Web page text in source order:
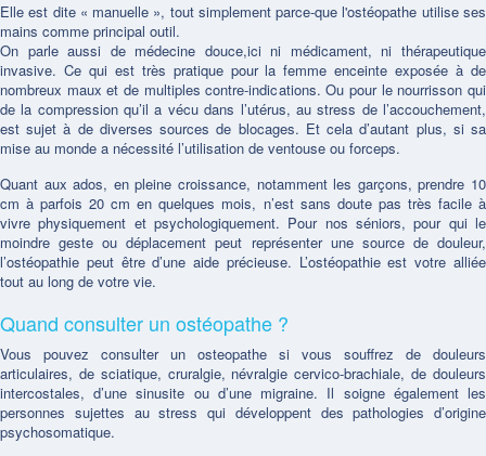
Elle est dite « manuelle », tout simplement parce-que l'ostéopathe utilise ses
mains comme principal outil.
On parle aussi de médecine douce,ici ni médicament, ni thérapeutique
invasive. Ce qui est très pratique pour la femme enceinte exposée à de
nombreux maux et de multiples contre-indications. Ou pour le nourrisson qui
de la compression qu’il a vécu dans l’utérus, au stress de l’accouchement,
est sujet à de diverses sources de blocages. Et cela d’autant plus, si sa
mise au monde a nécessité l’utilisation de ventouse ou forceps.
Quant aux ados, en pleine croissance, notamment les garçons, prendre 10
cm à parfois 20 cm en quelques mois, n’est sans doute pas très facile à
vivre physiquement et psychologiquement. Pour nos séniors, pour qui le
moindre geste ou déplacement peut représenter une source de douleur,
l’ostéopathie peut être d’une aide précieuse. L’ostéopathie est votre alliée
tout au long de votre vie.
Quand consulter un ostéopathe ?
Vous pouvez consulter un osteopathe si vous souffrez de douleurs
articulaires, de sciatique, cruralgie, névralgie cervico-brachiale, de douleurs
intercostales, d’une sinusite ou d’une migraine. Il soigne également les
personnes sujettes au stress qui développent des pathologies d’origine
psychosomatique.